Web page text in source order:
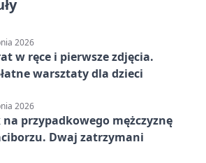
2026
w ręce i pierwsze zdjęcia.
warsztaty dla dzieci
2026
przypadkowego mężczyznę
Dwaj zatrzymani